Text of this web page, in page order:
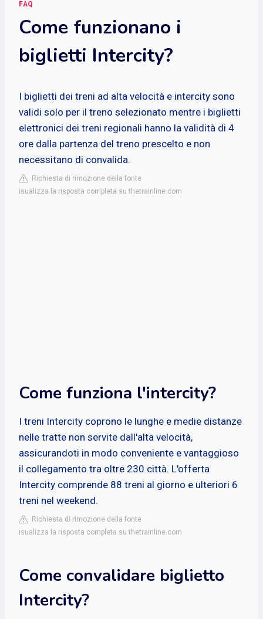
FAQ
Come funzionano i
biglietti Intercity?
I biglietti dei treni ad alta velocità e intercity sono
validi solo per il treno selezionato mentre i biglietti
elettronici dei treni regionali hanno la validità di 4
ore dalla partenza del treno prescelto e non
necessitano di convalida.
Richiesta di rimozione della fonte
isualizza la risposta completa su thetrainline.com
Come funziona l'intercity?
I treni Intercity coprono le lunghe e medie distanze
nelle tratte non servite dall'alta velocità,
assicurandoti in modo conveniente e vantaggioso
il collegamento tra oltre 230 città. L'offerta
Intercity comprende 88 treni al giorno e ulteriori 6
treni nel weekend.
Richiesta di rimozione della fonte
isualizza la risposta completa su thetrainline.com
Come convalidare biglietto
Intercity?